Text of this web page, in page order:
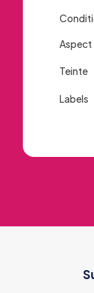
Aspect
Teinte
Labels